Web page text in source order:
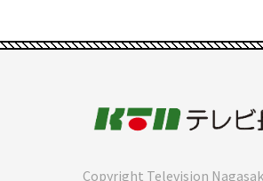
Copyright Television